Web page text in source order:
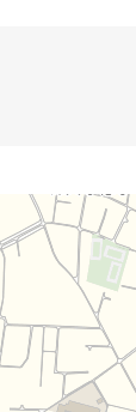
车23分
是以前？最好
受出售的需讨论
机""想知道现
的申请是免费